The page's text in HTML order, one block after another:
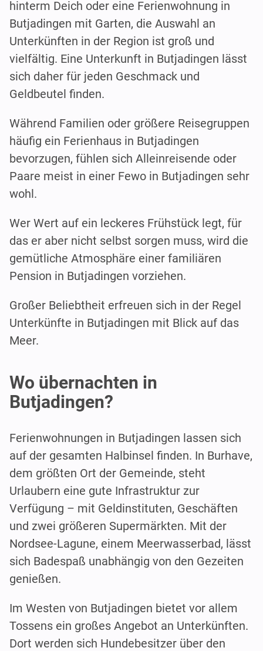
hinterm Deich oder eine Ferienwohnung in
Butjadingen mit Garten, die Auswahl an
Unterkünften in der Region ist groß und
vielfältig. Eine Unterkunft in Butjadingen lässt
sich daher für jeden Geschmack und
Geldbeutel finden.
Während Familien oder größere Reisegruppen
häufig ein Ferienhaus in Butjadingen
bevorzugen, fühlen sich Alleinreisende oder
Paare meist in einer Fewo in Butjadingen sehr
wohl.
Wer Wert auf ein leckeres Frühstück legt, für
das er aber nicht selbst sorgen muss, wird die
gemütliche Atmosphäre einer familiären
Pension in Butjadingen vorziehen.
Großer Beliebtheit erfreuen sich in der Regel
Unterkünfte in Butjadingen mit Blick auf das
Meer.
Wo übernachten in
Butjadingen?
Ferienwohnungen in Butjadingen lassen sich
auf der gesamten Halbinsel finden. In Burhave,
dem größten Ort der Gemeinde, steht
Urlaubern eine gute Infrastruktur zur
Verfügung – mit Geldinstituten, Geschäften
und zwei größeren Supermärkten. Mit der
Nordsee-Lagune, einem Meerwasserbad, lässt
sich Badespaß unabhängig von den Gezeiten
genießen.
Im Westen von Butjadingen bietet vor allem
Tossens ein großes Angebot an Unterkünften.
Dort werden sich Hundebesitzer über den